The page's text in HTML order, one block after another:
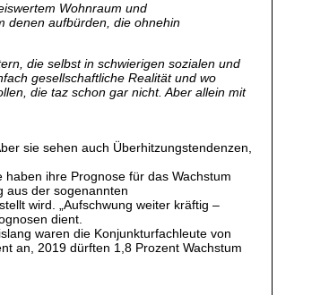
Wohnraum und
denen aufbürden, die ohnehin
die selbst in schwierigen sozialen und
gesellschaftliche Realität und wo
die taz schon gar nicht. Aber allein mit
sie sehen auch Überhitzungstendenzen,
ihre Prognose für das Wachstum
aus der sogenannten
wird. „Aufschwung weiter kräftig –
dient.
waren die Konjunkturfachleute von
an, 2019 dürften 1,8 Prozent Wachstum